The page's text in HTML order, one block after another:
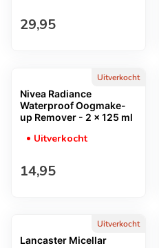
Normale prijs
29,95
Uitverkocht
Nivea Radiance
Waterproof Oogmake-
up Remover - 2 x 125 ml
Uitverkocht
Normale prijs
14,95
Uitverkocht
Lancaster Micellar